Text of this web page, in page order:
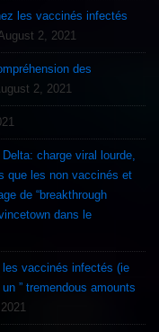
les vaccinés infectés
2, 2021
des
2, 2021
charge viral lourde,
que les non vaccinés et
de “breakthrough
dans le
les vaccinés infectés (ie
” tremendous amounts